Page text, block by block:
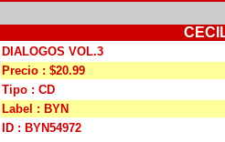
DIALOGOS VOL.3
Precio : $20.99
Tipo : CD
Label : BYN
ID : BYN54972